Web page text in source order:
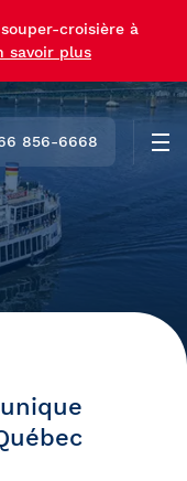
croisière à
savoir plus
856-6668